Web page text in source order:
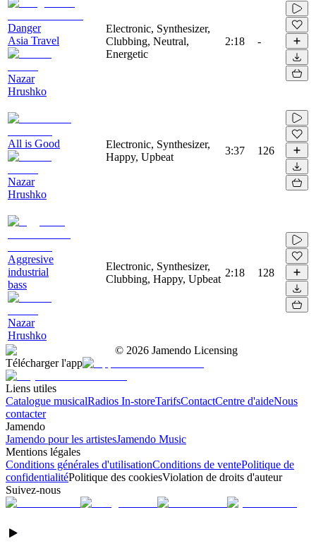
Danger
Asia Travel
Nazar
Hrushko
Electronic, Synthesizer,
Clubbing, Neutral,
Energetic
2:18 -
All is Good
Nazar
Hrushko
Electronic, Synthesizer,
Happy, Upbeat
3:37 126
Aggresive
industrial
bass
Nazar
Hrushko
Electronic, Synthesizer,
Clubbing, Happy, Upbeat
2:18 128
© 2026 Jamendo Licensing
Télécharger l'app
Liens utiles
Catalogue musicalRadios In-storeTarifsContactCentre d'aideNous
contacter
Jamendo
Jamendo pour les artistesJamendo Music
Mentions légales
Conditions générales d'utilisationConditions de ventePolitique de
confidentialitéPolitique des cookiesViolation de droits d'auteur
Suivez-nous